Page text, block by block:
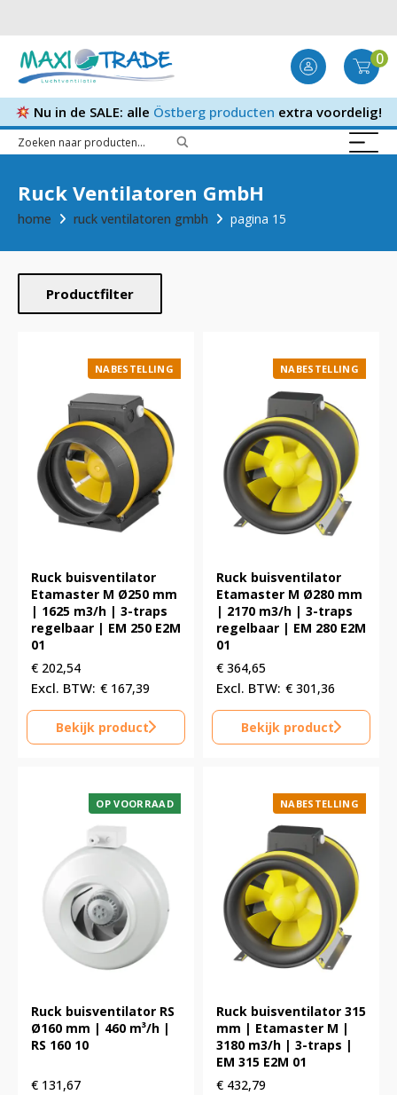
0
Nu in de SALE: alle Östberg producten extra voordelig!
Ruck Ventilatoren GmbH
home ruck ventilatoren gmbh pagina 15
Productfilter
NABESTELLING
Ruck buisventilator
Etamaster M Ø250 mm
| 1625 m3/h | 3-traps
regelbaar | EM 250 E2M
01
€ 202,54
€ 167,39
Bekijk product
NABESTELLING
Ruck buisventilator
Etamaster M Ø280 mm
| 2170 m3/h | 3-traps
regelbaar | EM 280 E2M
01
€ 364,65
€ 301,36
Bekijk product
OP VOORRAAD
Ruck buisventilator RS
Ø160 mm | 460 m³/h |
RS 160 10
€ 131,67
NABESTELLING
Ruck buisventilator 315
mm | Etamaster M |
3180 m3/h | 3-traps |
EM 315 E2M 01
€ 432,79